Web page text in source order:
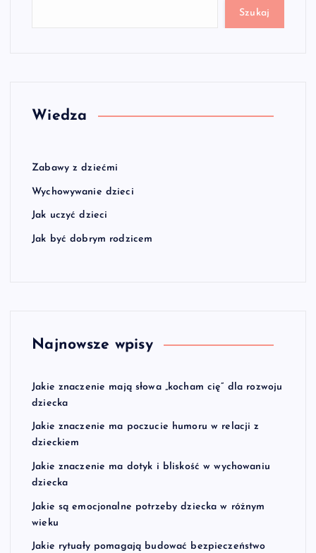
Szukaj
Wiedza
Zabawy z dziećmi
Wychowywanie dzieci
Jak uczyć dzieci
Jak być dobrym rodzicem
Najnowsze wpisy
Jakie znaczenie mają słowa „kocham cię” dla rozwoju
dziecka
Jakie znaczenie ma poczucie humoru w relacji z
dzieckiem
Jakie znaczenie ma dotyk i bliskość w wychowaniu
dziecka
Jakie są emocjonalne potrzeby dziecka w różnym
wieku
Jakie rytuały pomagają budować bezpieczeństwo